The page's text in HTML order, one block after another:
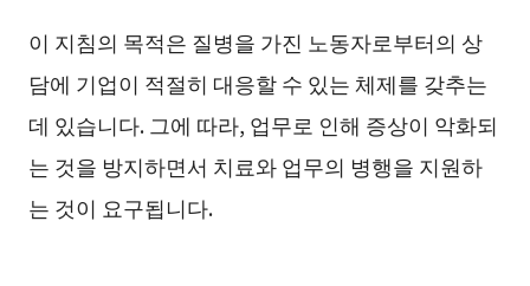
이 지침의 목적은 질병을 가진 노동자로부터의 상
담에 기업이 적절히 대응할 수 있는 체제를 갖추는
데 있습니다. 그에 따라, 업무로 인해 증상이 악화되
는 것을 방지하면서 치료와 업무의 병행을 지원하
는 것이 요구됩니다.